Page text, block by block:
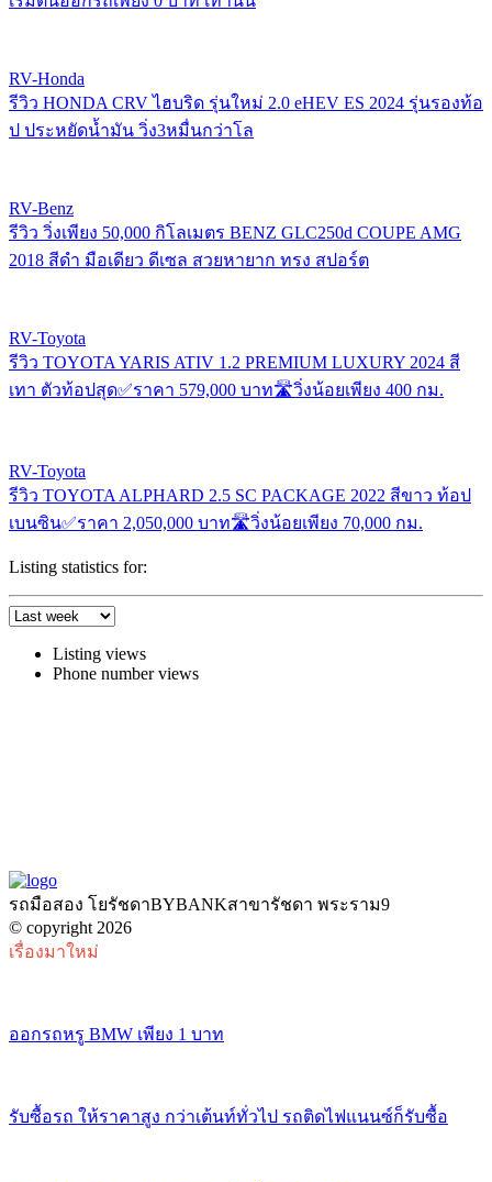
RV-Honda
รีวิว HONDA CRV ไฮบริด รุ่นใหม่ 2.0 eHEV ES 2024 รุ่นรองท้อ
ป ประหยัดน้ำมัน วิ่ง3หมื่นกว่าโล
RV-Benz
รีวิว วิ่งเพียง 50,000 กิโลเมตร BENZ GLC250d COUPE AMG
2018 สีดำ มือเดียว ดีเซล สวยหายาก ทรง สปอร์ต
RV-Toyota
รีวิว TOYOTA YARIS ATIV 1.2 PREMIUM LUXURY 2024 สี
เทา ตัวท้อปสุด✅ราคา 579,000 บาท🛣️วิ่งน้อยเพียง 400 กม.
RV-Toyota
รีวิว TOYOTA ALPHARD 2.5 SC PACKAGE 2022 สีขาว ท้อป
เบนซิน✅ราคา 2,050,000 บาท🛣️วิ่งน้อยเพียง 70,000 กม.
Listing statistics for:
Listing views
Phone number views
รถมือสอง โยรัชดาBYBANKสาขารัชดา พระราม9
© copyright 2026
เรื่องมาใหม่
ออกรถหรู BMW เพียง 1 บาท
รับซื้อรถ ให้ราคาสูง กว่าเต้นท์ทั่วไป รถติดไฟแนนซ์ก็รับซื้อ